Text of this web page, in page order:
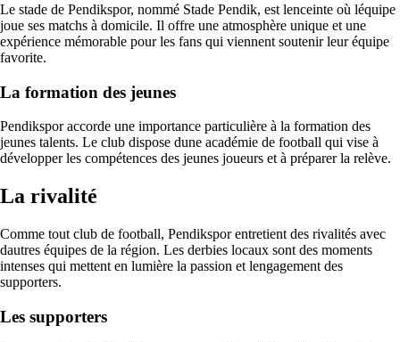
Le stade de Pendikspor, nommé Stade Pendik, est lenceinte où léquipe
joue ses matchs à domicile. Il offre une atmosphère unique et une
expérience mémorable pour les fans qui viennent soutenir leur équipe
favorite.
La formation des jeunes
Pendikspor accorde une importance particulière à la formation des
jeunes talents. Le club dispose dune académie de football qui vise à
développer les compétences des jeunes joueurs et à préparer la relève.
La rivalité
Comme tout club de football, Pendikspor entretient des rivalités avec
dautres équipes de la région. Les derbies locaux sont des moments
intenses qui mettent en lumière la passion et lengagement des
supporters.
Les supporters